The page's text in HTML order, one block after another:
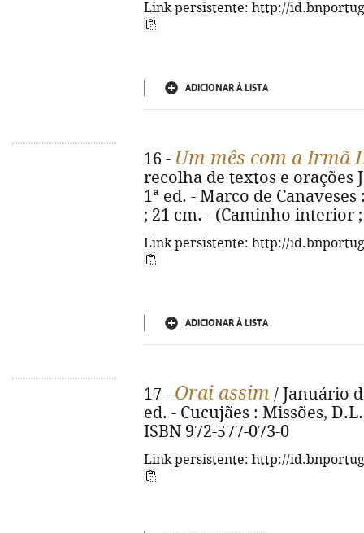
Link persistente: http://
ADICIONAR À LISTA
16 - Um mês com a Irmã
recolha de textos e orações
1ª ed. - Marco de
; 21 cm. - (Caminho interior ;
Link persistente: http://
ADICIONAR À LISTA
17 - Orai assim / Januário
ed. - Cucujães : Missões,
ISBN 972-577-073-0
Link persistente: http://